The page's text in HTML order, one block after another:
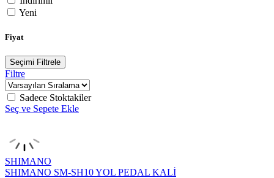
Yeni
Fiyat
Seçimi Filtrele
Filtre
Sadece Stoktakiler
Seç ve Sepete Ekle
SHIMANO
SHIMANO SM-SH10 YOL PEDAL KALİ